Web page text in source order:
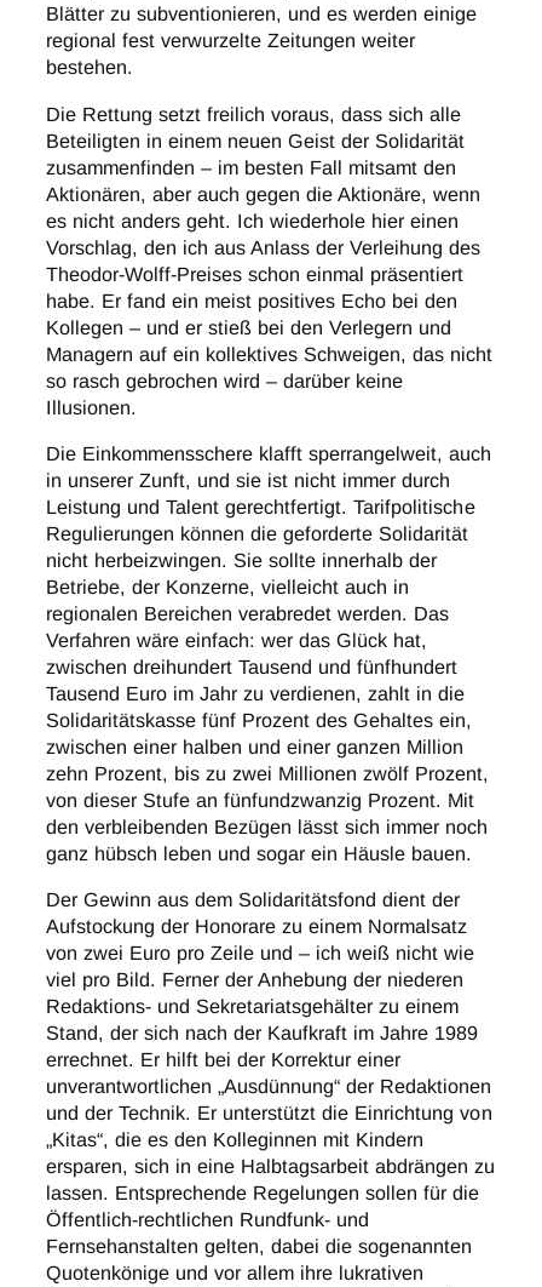
Blätter zu subventionieren, und es werden einige
regional fest verwurzelte Zeitungen weiter
bestehen.
Die Rettung setzt freilich voraus, dass sich alle
Beteiligten in einem neuen Geist der Solidarität
zusammenfinden – im besten Fall mitsamt den
Aktionären, aber auch gegen die Aktionäre, wenn
es nicht anders geht. Ich wiederhole hier einen
Vorschlag, den ich aus Anlass der Verleihung des
Theodor-Wolff-Preises schon einmal präsentiert
habe. Er fand ein meist positives Echo bei den
Kollegen – und er stieß bei den Verlegern und
Managern auf ein kollektives Schweigen, das nicht
so rasch gebrochen wird – darüber keine
Illusionen.
Die Einkommensschere klafft sperrangelweit, auch
in unserer Zunft, und sie ist nicht immer durch
Leistung und Talent gerechtfertigt. Tarifpolitische
Regulierungen können die geforderte Solidarität
nicht herbeizwingen. Sie sollte innerhalb der
Betriebe, der Konzerne, vielleicht auch in
regionalen Bereichen verabredet werden. Das
Verfahren wäre einfach: wer das Glück hat,
zwischen dreihundert Tausend und fünfhundert
Tausend Euro im Jahr zu verdienen, zahlt in die
Solidaritätskasse fünf Prozent des Gehaltes ein,
zwischen einer halben und einer ganzen Million
zehn Prozent, bis zu zwei Millionen zwölf Prozent,
von dieser Stufe an fünfundzwanzig Prozent. Mit
den verbleibenden Bezügen lässt sich immer noch
ganz hübsch leben und sogar ein Häusle bauen.
Der Gewinn aus dem Solidaritätsfond dient der
Aufstockung der Honorare zu einem Normalsatz
von zwei Euro pro Zeile und – ich weiß nicht wie
viel pro Bild. Ferner der Anhebung der niederen
Redaktions- und Sekretariatsgehälter zu einem
Stand, der sich nach der Kaufkraft im Jahre 1989
errechnet. Er hilft bei der Korrektur einer
unverantwortlichen „Ausdünnung“ der Redaktionen
und der Technik. Er unterstützt die Einrichtung von
„Kitas“, die es den Kolleginnen mit Kindern
ersparen, sich in eine Halbtagsarbeit abdrängen zu
lassen. Entsprechende Regelungen sollen für die
Öffentlich-rechtlichen Rundfunk- und
Fernsehanstalten gelten, dabei die sogenannten
Quotenkönige und vor allem ihre lukrativen